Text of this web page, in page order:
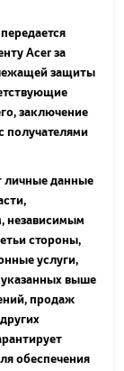
Acer за
защиты
заключение
получателями
личные данные
независимым
стороны,
услуги,
выше
продаж
обеспечения